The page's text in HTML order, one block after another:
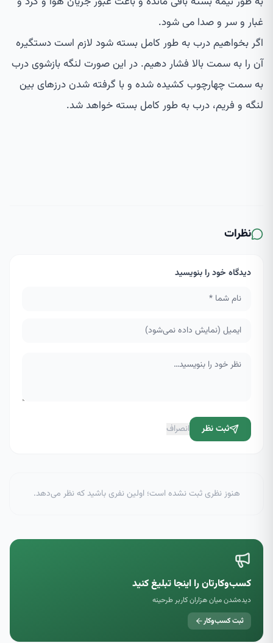
غبار و سر و صدا می شود.
اگر بخواهیم درب به طور کامل بسته شود لازم است دستگیره
آن را به سمت بالا فشار دهیم. در این صورت لنگه بازشوی درب
به سمت چهارچوب کشیده شده و با گرفته شدن درزهای بین
لنگه و فریم، درب به طور کامل بسته خواهد شد.
نظرات
دیدگاه خود را بنویسید
ثبت نظر انصراف
هنوز نظری ثبت نشده است؛ اولین نفری باشید که نظر می‌دهد.
کسب‌وکارتان را اینجا تبلیغ کنید
دیده‌شدن میان هزاران کاربر طرحینه
ثبت کسب‌وکار